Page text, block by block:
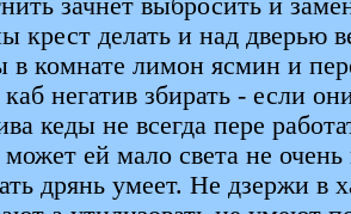
зачнет выбросить и
крест делать и над дверью
в комнате лимон ясмин и
каб негатив збирать - если
кеды не всегда пере
может ей мало света не
дрянь умеет. Не дзержи в